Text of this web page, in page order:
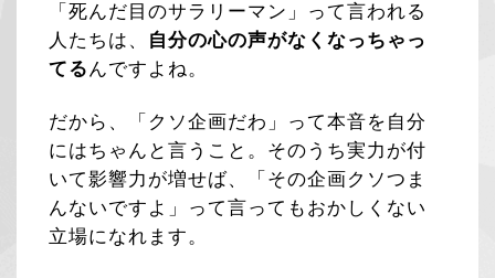
「死んだ目のサラリーマン」って言われる
人たちは、 自分の心の声がなくなっちゃっ
てるんですよね。
だから、「クソ企画だわ」って本音を自分
にはちゃんと言うこと。そのうち実力が付
いて影響力が増せば、「その企画クソつま
んないですよ」って言ってもおかしくない
立場になれます。